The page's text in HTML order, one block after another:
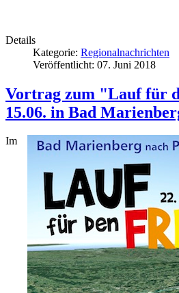
Details
Kategorie: Regionalnachrichten
Veröffentlicht: 07. Juni 2018
Vortrag zum "Lauf für
15.06. in Bad
Im